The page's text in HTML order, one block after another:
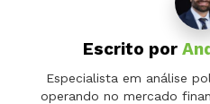
Escrito por
Especialista em análise
operando no mercado